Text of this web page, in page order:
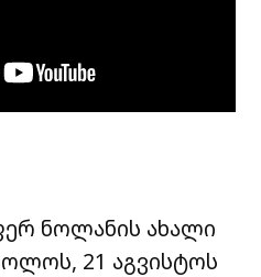
ნოლანის ახალი
21 აგვისტოს